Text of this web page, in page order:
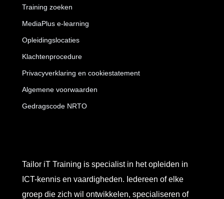
Tailor iT Training is specialist in het opleiden in
ICT-kennis en vaardigheden. Iedereen of elke
groep die zich wil ontwikkelen, specialiseren of
Training zoeken
MediaPlus e-learning
Opleidingslocaties
Klachtenprocedure
Privacyverklaring en cookiestatement
Algemene voorwaarden
Gedragscode NRTO